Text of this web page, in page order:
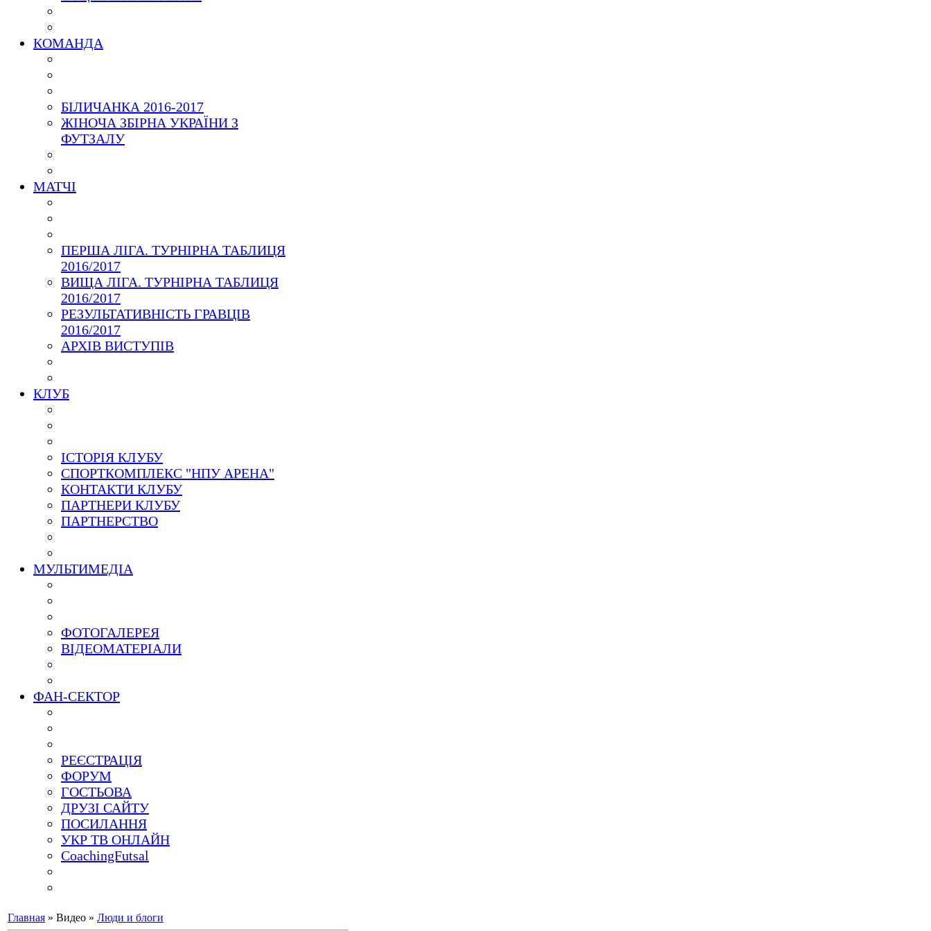
КОМАНДА
БІЛИЧАНКА 2016-2017
ЖІНОЧА ЗБІРНА УКРАЇНИ З
ФУТЗАЛУ
МАТЧІ
ПЕРША ЛІГА. ТУРНІРНА ТАБЛИЦЯ
2016/2017
ВИЩА ЛІГА. ТУРНІРНА ТАБЛИЦЯ
2016/2017
РЕЗУЛЬТАТИВНІСТЬ ГРАВЦІВ
2016/2017
АРХІВ ВИСТУПІВ
КЛУБ
ІСТОРІЯ КЛУБУ
СПОРТКОМПЛЕКС "НПУ АРЕНА"
КОНТАКТИ КЛУБУ
ПАРТНЕРИ КЛУБУ
ПАРТНЕРСТВО
МУЛЬТИМЕДІА
ФОТОГАЛЕРЕЯ
ВІДЕОМАТЕРІАЛИ
ФАН-СЕКТОР
РЕЄСТРАЦІЯ
ФОРУМ
ГОСТЬОВА
ДРУЗІ САЙТУ
ПОСИЛАННЯ
УКР ТВ ОНЛАЙН
CoachingFutsal
Главная » Видео » Люди и блоги